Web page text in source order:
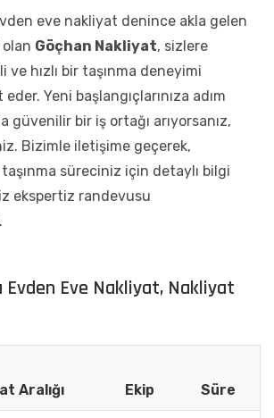
eve nakliyat denince akla gelen
Göçhan Nakliyat, sizlere
hızlı bir taşınma deneyimi
Yeni başlangıçlarınıza adım
güvenilir bir iş ortağı arıyorsanız,
Bizimle iletişime geçerek,
taşınma süreciniz için detaylı bilgi
ekspertiz randevusu
Evden Eve Nakliyat, Nakliyat
Aralığı Ekip Süre